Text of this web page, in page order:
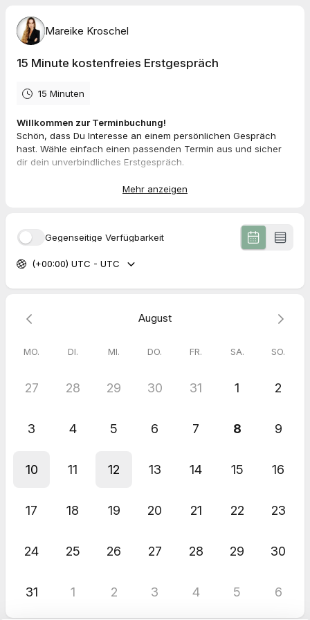
Mareike Kroschel
15 Minute kostenfreies Erstgespräch
15 Minuten
Willkommen zur Terminbuchung!
Schön, dass Du Interesse an einem persönlichen Gespräch
hast. Wähle einfach einen passenden Termin aus und sicher
dir dein unverbindliches Erstgespräch.
Mehr anzeigen
Gegenseitige Verfügbarkeit
(+00:00) UTC - UTC
August
MO. DI. MI. DO. FR. SA. SO.
27 28 29 30 31 1 2
3 4 5 6 7 8 9
10 11 12 13 14 15 16
17 18 19 20 21 22 23
24 25 26 27 28 29 30
31 1 2 3 4 5 6